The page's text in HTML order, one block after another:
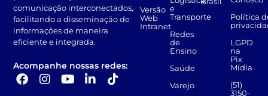
comunicação interconectados,
facilitando a disseminação de
informações de maneira
eficiente e integrada.
Acompanhe nossas redes:
Versão
Web
Intranet
e
Transporte
Redes
de
Ensino
Saúde
Varejo
Política
LGPD
na
Pix
Mídia
(51)
3150-